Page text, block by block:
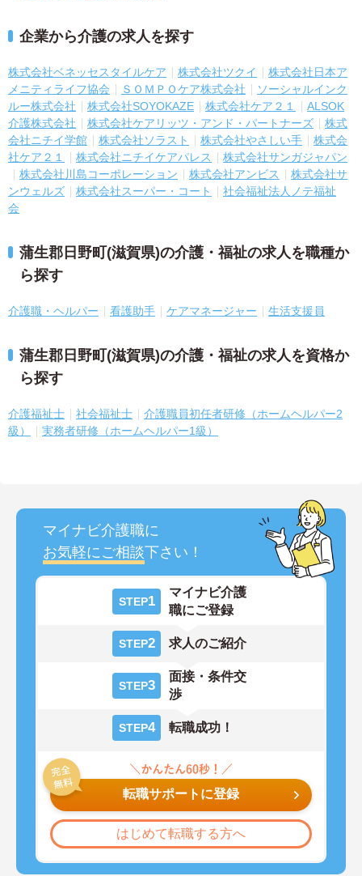
企業から介護の求人を探す
株式会社ベネッセスタイルケア 株式会社ツクイ
株式会社日本ア
メニティライフ協会
ＳＯＭＰＯケア株式会社
ソーシャルインク
ルー株式会社
株式会社SOYOKAZE 株式会社ケア２１
ALSOK
介護株式会社
株式会社ケアリッツ・アンド・パートナーズ
株式
会社ニチイ学館
株式会社ソラスト 株式会社やさしい手
株式会
社ケア２１
株式会社ニチイケアパレス
株式会社サンガジャパン
株式会社川島コーポレーション
株式会社アンビス
株式会社サ
ンウェルズ
株式会社スーパー・コート
社会福祉法人ノテ福祉
会
蒲生郡日野町(滋賀県)の介護・福祉の求人を職種か
ら探す
介護職・ヘルパー 看護助手 ケアマネージャー 生活支援員
蒲生郡日野町(滋賀県)の介護・福祉の求人を資格か
ら探す
介護福祉士 社会福祉士
介護職員初任者研修（ホームヘルパー2
級）
実務者研修（ホームヘルパー1級）
マイナビ介護職に
お気軽にご相談下さい！
STEP1
マイナビ介護
職にご登録
STEP2 求人のご紹介
STEP3
面接・条件交
渉
STEP4 転職成功！
転職サポートに登録
はじめて転職する方へ